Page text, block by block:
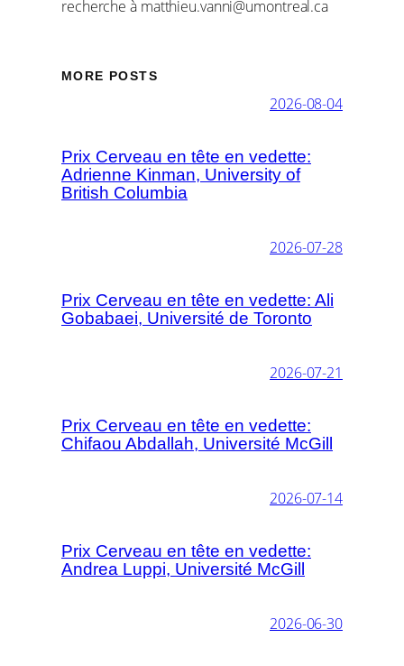
recherche à matthieu.vanni@umontreal.ca
MORE POSTS
2026-08-04
Prix Cerveau en tête en vedette:
Adrienne Kinman, University of
British Columbia
2026-07-28
Prix Cerveau en tête en vedette: Ali
Gobabaei, Université de Toronto
2026-07-21
Prix Cerveau en tête en vedette:
Chifaou Abdallah, Université McGill
2026-07-14
Prix Cerveau en tête en vedette:
Andrea Luppi, Université McGill
2026-06-30